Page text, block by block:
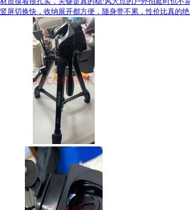
竖屏切换快，收纳展开都方便，随身带不累，性价比真的绝